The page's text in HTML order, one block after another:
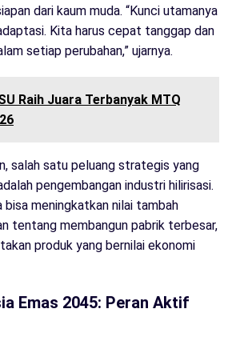
dari kaum muda. “Kunci utamanya
Kita harus cepat tanggap dan
setiap perubahan,” ujarnya.
Raih Juara Terbanyak MTQ
salah satu peluang strategis yang
pengembangan industri hilirisasi.
bisa meningkatkan nilai tambah
tentang membangun pabrik terbesar,
produk yang bernilai ekonomi
Emas 2045: Peran Aktif